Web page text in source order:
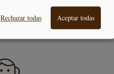
DEVOLUCIONES
30 DÍAS
Rechazar todas Aceptar todas